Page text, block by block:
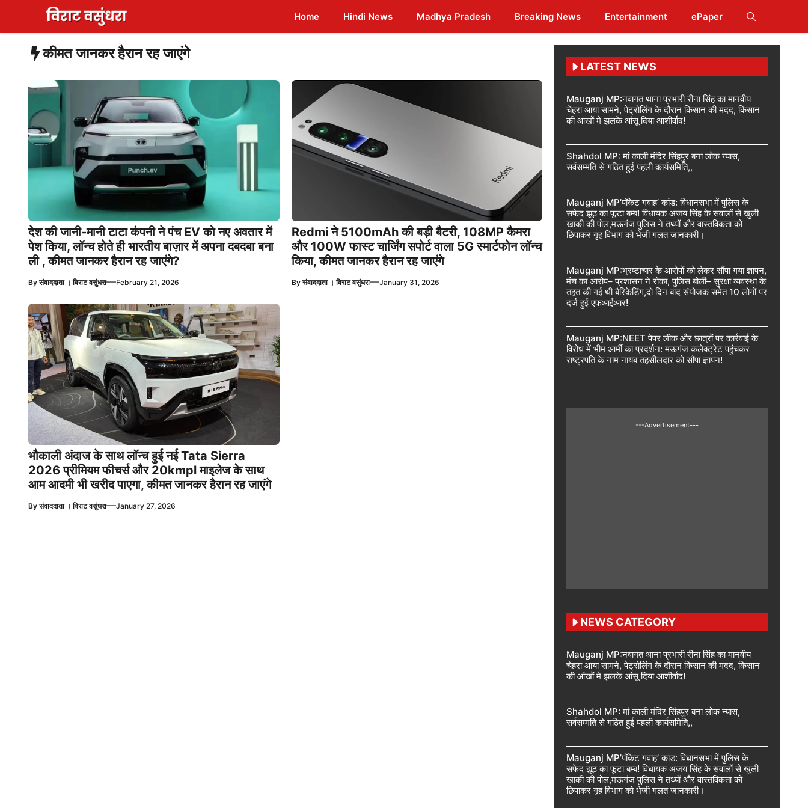
content
Home Hindi News Madhya Pradesh Breaking News Entertainment ePaper
कीमत जानकर हैरान रह जाएंगे
देश की जानी-मानी टाटा कंपनी ने पंच EV को नए अवतार में
पेश किया, लॉन्च होते ही भारतीय बाज़ार में अपना दबदबा बना
ली , कीमत जानकर हैरान रह जाएंगे?
Byसंवाददाता । विराट वसुंधरा—February 21, 2026
Redmi ने 5100mAh की बड़ी बैटरी, 108MP कैमरा
और 100W फास्ट चार्जिंग सपोर्ट वाला 5G स्मार्टफोन लॉन्च
किया, कीमत जानकर हैरान रह जाएंगे
Byसंवाददाता । विराट वसुंधरा—January 31, 2026
भौकाली अंदाज के साथ लॉन्च हुई नई Tata Sierra
2026 प्रीमियम फीचर्स और 20kmpl माइलेज के साथ
आम आदमी भी खरीद पाएगा, कीमत जानकर हैरान रह जाएंगे
Byसंवाददाता । विराट वसुंधरा—January 27, 2026
LATEST NEWS
Mauganj MP:नवागत थाना प्रभारी रीना सिंह का मानवीय
चेहरा आया सामने, पेट्रोलिंग के दौरान किसान की मदद, किसान
की आंखों मे झलके आंसू दिया आशीर्वाद!
Shahdol MP: मां काली मंदिर सिंहपुर बना लोक न्यास,
सर्वसम्मति से गठित हुई पहली कार्यसमिति,,
Mauganj MP’पॉकेट गवाह’ कांड: विधानसभा में पुलिस के
सफेद झूठ का फूटा बम्ब! विधायक अजय सिंह के सवालों से खुली
खाकी की पोल,मऊगंज पुलिस ने तथ्यों और वास्तविकता को
छिपाकर गृह विभाग को भेजी गलत जानकारी।
Mauganj MP:भ्रष्टाचार के आरोपों को लेकर सौंपा गया ज्ञापन,
मंच का आरोप– प्रशासन ने रोका, पुलिस बोली– सुरक्षा व्यवस्था के
तहत की गई थी बैरिकेडिंग,दो दिन बाद संयोजक समेत 10 लोगों पर
दर्ज हुई एफआईआर!
Mauganj MP:NEET पेपर लीक और छात्रों पर कार्रवाई के
विरोध में भीम आर्मी का प्रदर्शन: मऊगंज कलेक्ट्रेट पहुंचकर
राष्ट्रपति के नाम नायब तहसीलदार को सौंपा ज्ञापन!
---Advertisement---
NEWS CATEGORY
Mauganj MP:नवागत थाना प्रभारी रीना सिंह का मानवीय
चेहरा आया सामने, पेट्रोलिंग के दौरान किसान की मदद, किसान
की आंखों मे झलके आंसू दिया आशीर्वाद!
Shahdol MP: मां काली मंदिर सिंहपुर बना लोक न्यास,
सर्वसम्मति से गठित हुई पहली कार्यसमिति,,
Mauganj MP’पॉकेट गवाह’ कांड: विधानसभा में पुलिस के
सफेद झूठ का फूटा बम्ब! विधायक अजय सिंह के सवालों से खुली
खाकी की पोल,मऊगंज पुलिस ने तथ्यों और वास्तविकता को
छिपाकर गृह विभाग को भेजी गलत जानकारी।